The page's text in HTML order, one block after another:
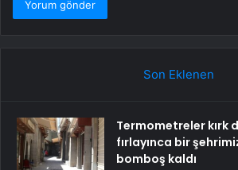
Son Eklenen
Termometreler kırk
fırlayınca bir
bomboş kaldı